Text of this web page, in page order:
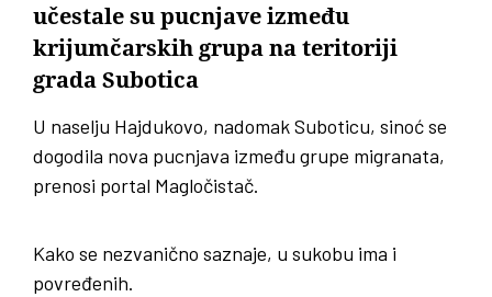
učestale su pucnjave između
krijumčarskih grupa na teritoriji
grada Subotica
U naselju Hajdukovo, nadomak Suboticu, sinoć se
dogodila nova pucnjava između grupe migranata,
prenosi portal Magločistač.
Kako se nezvanično saznaje, u sukobu ima i
povređenih.